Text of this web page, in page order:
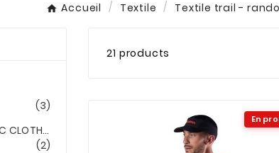
Accueil Textile Textile trail - rando
(3)
PICTURE ORGANIC CLOTHING
(2)
21 products
En